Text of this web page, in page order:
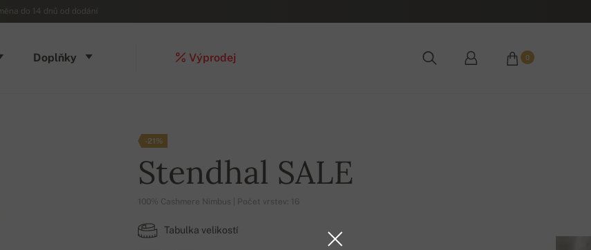
do 14 dnů od dodání
Doplňky Výprodej 0
-21%
Stendhal SALE
100% Cashmere Nimbus | Počet vrstev: 16
Tabulka velikostí